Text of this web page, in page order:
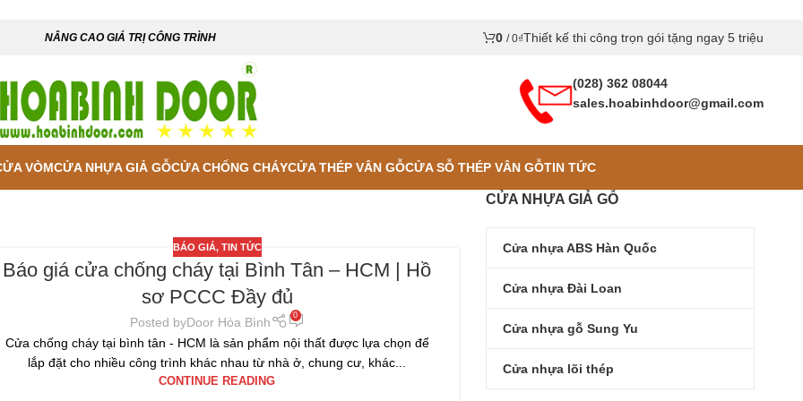
NÂNG CAO GIÁ TRỊ CÔNG TRÌNH 0 / 0₫Thiết kế thi công trọn gói tặng ngay 5 triệu
(028) 362 08044
sales.hoabinhdoor@gmail.com
VÒMCỬA NHỰA GIẢ GỖCỬA CHỐNG CHÁYCỬA THÉP VÂN GỖCỬA SỖ THÉP VÂN GỖTIN TỨC
BÁO GIÁ, TIN TỨC
Báo giá cửa chống cháy tại Bình Tân – HCM | Hồ
sơ PCCC Đầy đủ
Posted byDoor Hòa Bình 0
Cửa chống cháy tại bình tân - HCM là sản phẩm nội thất được lựa chọn để
lắp đặt cho nhiều công trình khác nhau từ nhà ở, chung cư, khác...
CONTINUE READING
CỬA NHỰA GIẢ GỖ
Cửa nhựa ABS Hàn Quốc
Cửa nhựa Đài Loan
Cửa nhựa gỗ Sung Yu
Cửa nhựa lõi thép